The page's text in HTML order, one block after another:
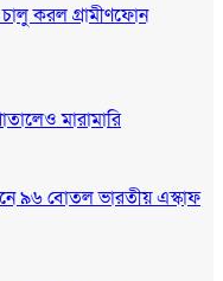
চালু করল গ্রামীণফোন
মারামারি
৯৬ বোতল ভারতীয় এস্কাফ